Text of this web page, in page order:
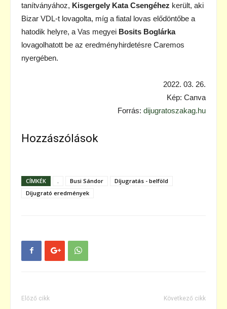
tanítványához, Kisgergely Kata Csengéhez került, aki
Bizar VDL-t lovagolta, míg a fiatal lovas elődöntőbe a
hatodik helyre, a Vas megyei Bosits Boglárka
lovagolhatott be az eredményhirdetésre Caremos
nyergében.
2022. 03. 26.
Kép: Canva
Forrás: dijugratoszakag.hu
Hozzászólások
CÍMKÉK Busi Sándor
Díjugratás - belföld
Díjugrató eredmények
Előző cikk Következő cikk